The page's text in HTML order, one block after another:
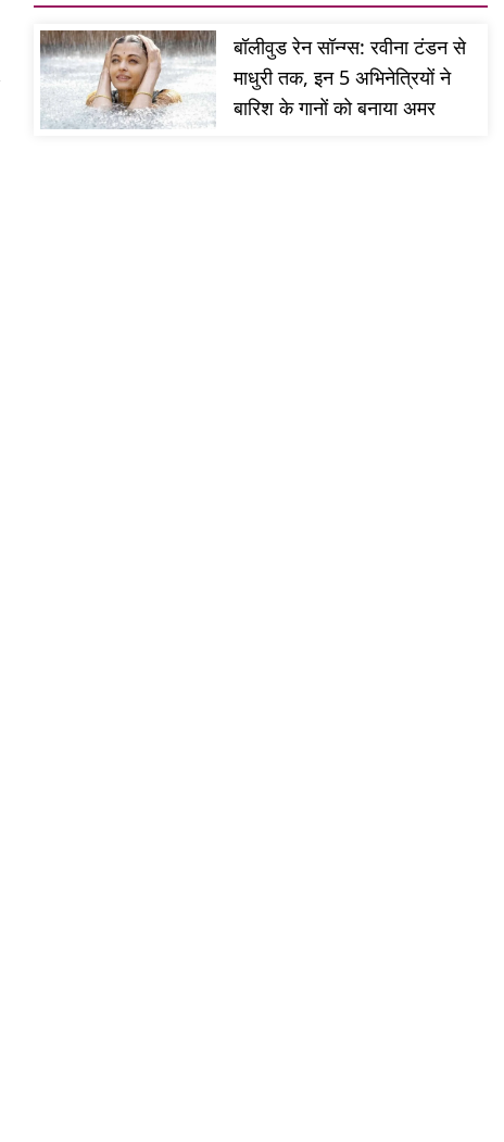
बॉलीवुड रेन सॉन्ग्स: रवीना टंडन से
माधुरी तक, इन 5 अभिनेत्रियों ने
बारिश के गानों को बनाया अमर